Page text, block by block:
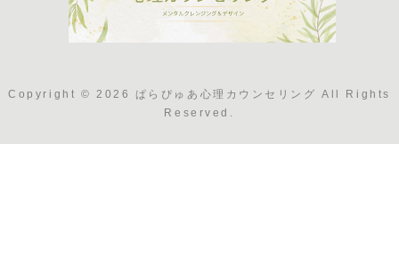
Copyright © 2026 ぱらぴゅあ心理カウンセリング All Rights
Reserved.